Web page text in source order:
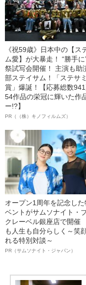
《祝59歳》日本中の【ス
ム愛】が大暴走！ “勝手に
祭試写会開催！ 主演も助
部ステイサム！「ステサ
賞」爆誕！【応募総数
54作品の栄冠に輝いた作
ー!?】
PR（（株）キノフィルムズ）
オープン1周年を記念した
ベントがサムソナイト・
クレーベル銀座店で開
も人生も自分らしく～笑
れる特別対談～
PR（サムソナイト・ジャパン）